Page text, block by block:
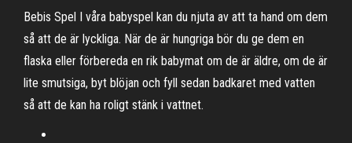
Bebis Spel I våra babyspel kan du njuta av att ta hand om dem
så att de är lyckliga. När de är hungriga bör du ge dem en
flaska eller förbereda en rik babymat om de är äldre, om de är
lite smutsiga, byt blöjan och fyll sedan badkaret med vatten
så att de kan ha roligt stänk i vattnet.